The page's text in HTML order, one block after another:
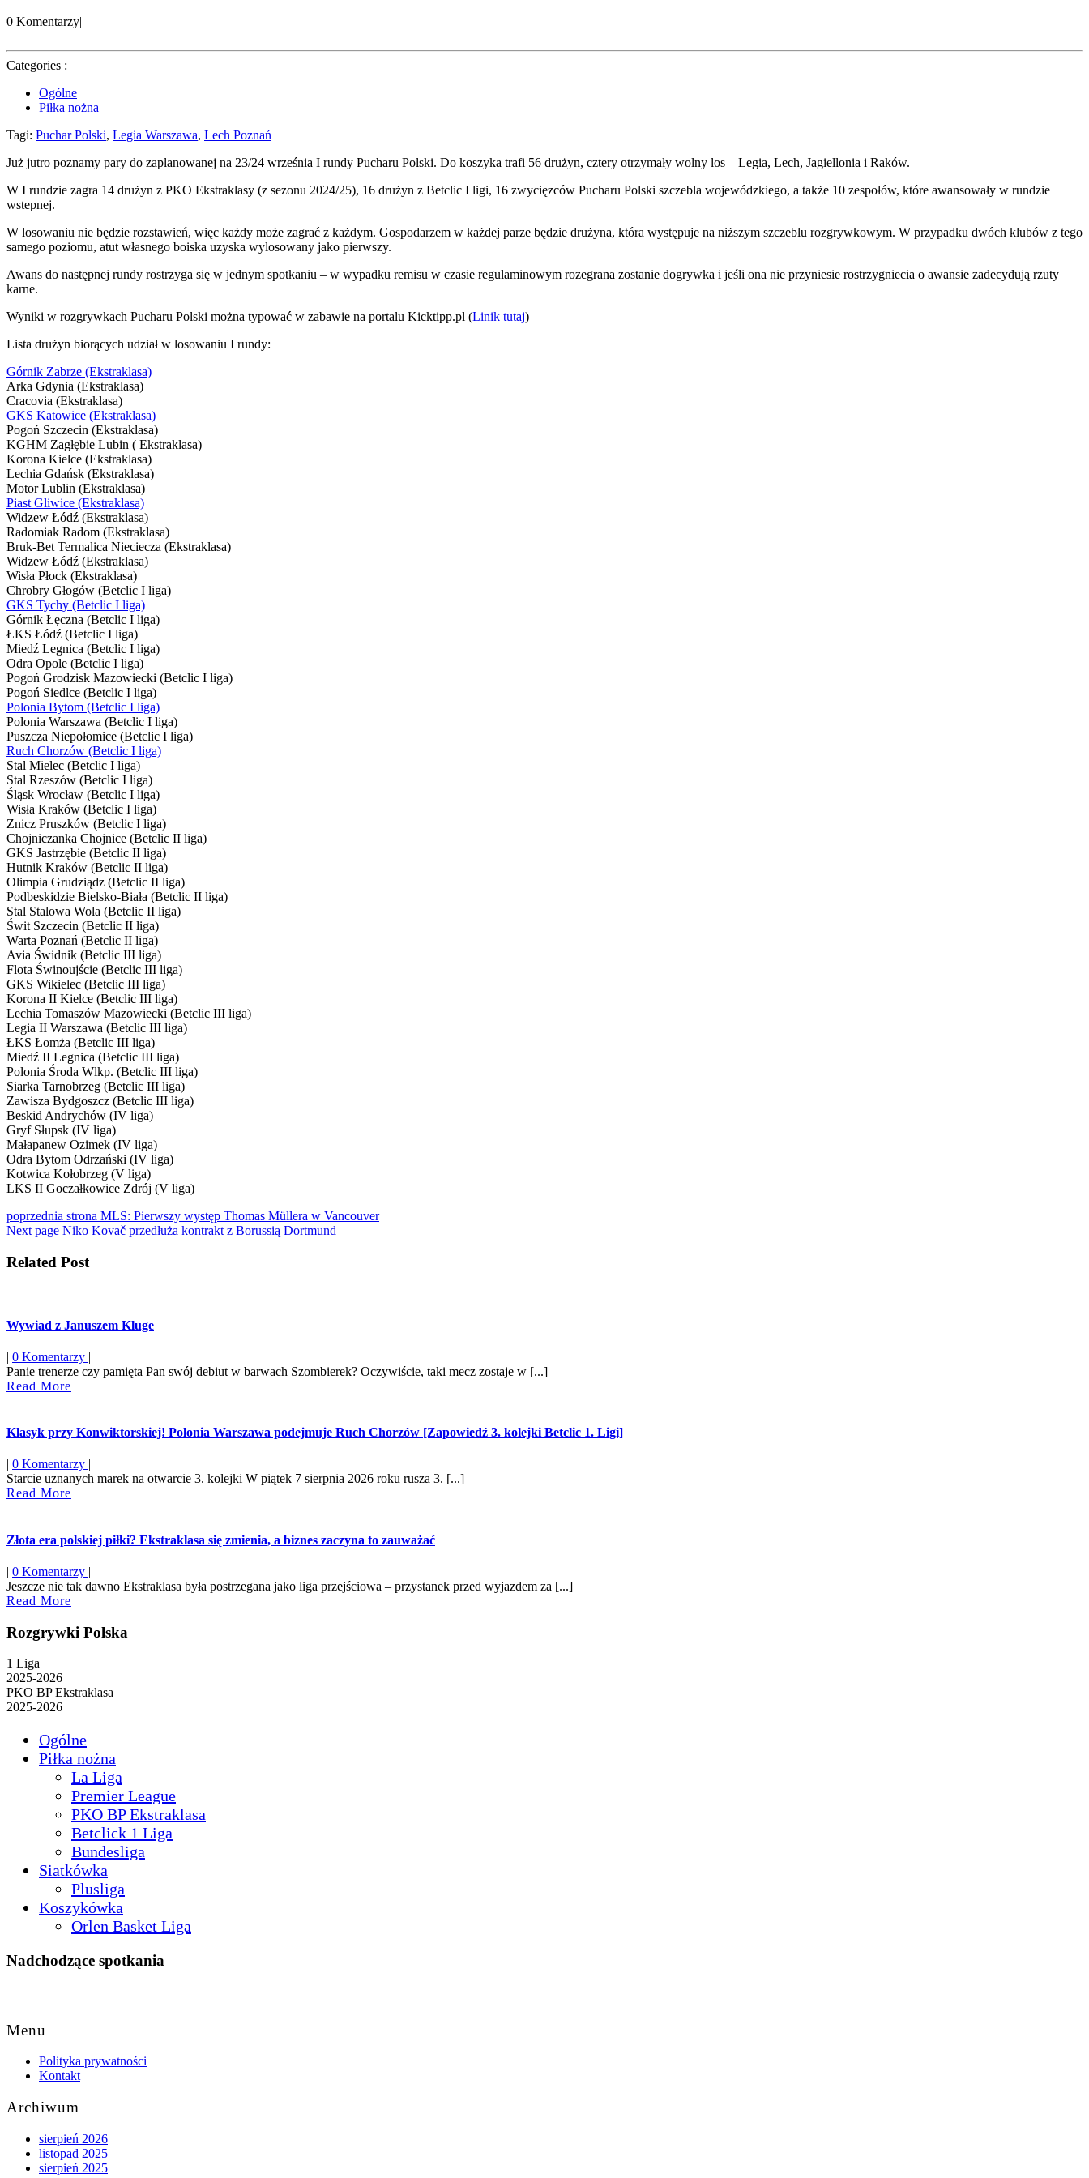
0 Komentarzy|
Categories :
Ogólne
Piłka nożna
Tagi: Puchar Polski, Legia Warszawa, Lech Poznań
Już jutro poznamy pary do zaplanowanej na 23/24 września I rundy Pucharu Polski. Do koszyka trafi 56 drużyn, cztery otrzymały wolny los – Legia, Lech, Jagiellonia i Raków.
W I rundzie zagra 14 drużyn z PKO Ekstraklasy (z sezonu 2024/25), 16 drużyn z Betclic I ligi, 16 zwycięzców Pucharu Polski szczebla wojewódzkiego, a także 10 zespołów, które awansowały w rundzie
wstepnej.
W losowaniu nie będzie rozstawień, więc każdy może zagrać z każdym. Gospodarzem w każdej parze będzie drużyna, która występuje na niższym szczeblu rozgrywkowym. W przypadku dwóch klubów z tego
samego poziomu, atut własnego boiska uzyska wylosowany jako pierwszy.
Awans do następnej rundy rostrzyga się w jednym spotkaniu – w wypadku remisu w czasie regulaminowym rozegrana zostanie dogrywka i jeśli ona nie przyniesie rostrzygniecia o awansie zadecydują rzuty
karne.
Wyniki w rozgrywkach Pucharu Polski można typować w zabawie na portalu Kicktipp.pl (Linik tutaj)
Lista drużyn biorących udział w losowaniu I rundy:
Górnik Zabrze (Ekstraklasa)
Arka Gdynia (Ekstraklasa)
Cracovia (Ekstraklasa)
GKS Katowice (Ekstraklasa)
Pogoń Szczecin (Ekstraklasa)
KGHM Zagłębie Lubin ( Ekstraklasa)
Korona Kielce (Ekstraklasa)
Lechia Gdańsk (Ekstraklasa)
Motor Lublin (Ekstraklasa)
Piast Gliwice (Ekstraklasa)
Widzew Łódź (Ekstraklasa)
Radomiak Radom (Ekstraklasa)
Bruk-Bet Termalica Nieciecza (Ekstraklasa)
Widzew Łódź (Ekstraklasa)
Wisła Płock (Ekstraklasa)
Chrobry Głogów (Betclic I liga)
GKS Tychy (Betclic I liga)
Górnik Łęczna (Betclic I liga)
ŁKS Łódź (Betclic I liga)
Miedź Legnica (Betclic I liga)
Odra Opole (Betclic I liga)
Pogoń Grodzisk Mazowiecki (Betclic I liga)
Pogoń Siedlce (Betclic I liga)
Polonia Bytom (Betclic I liga)
Polonia Warszawa (Betclic I liga)
Puszcza Niepołomice (Betclic I liga)
Ruch Chorzów (Betclic I liga)
Stal Mielec (Betclic I liga)
Stal Rzeszów (Betclic I liga)
Śląsk Wrocław (Betclic I liga)
Wisła Kraków (Betclic I liga)
Znicz Pruszków (Betclic I liga)
Chojniczanka Chojnice (Betclic II liga)
GKS Jastrzębie (Betclic II liga)
Hutnik Kraków (Betclic II liga)
Olimpia Grudziądz (Betclic II liga)
Podbeskidzie Bielsko-Biała (Betclic II liga)
Stal Stalowa Wola (Betclic II liga)
Świt Szczecin (Betclic II liga)
Warta Poznań (Betclic II liga)
Avia Świdnik (Betclic III liga)
Flota Świnoujście (Betclic III liga)
GKS Wikielec (Betclic III liga)
Korona II Kielce (Betclic III liga)
Lechia Tomaszów Mazowiecki (Betclic III liga)
Legia II Warszawa (Betclic III liga)
ŁKS Łomża (Betclic III liga)
Miedź II Legnica (Betclic III liga)
Polonia Środa Wlkp. (Betclic III liga)
Siarka Tarnobrzeg (Betclic III liga)
Zawisza Bydgoszcz (Betclic III liga)
Beskid Andrychów (IV liga)
Gryf Słupsk (IV liga)
Małapanew Ozimek (IV liga)
Odra Bytom Odrzański (IV liga)
Kotwica Kołobrzeg (V liga)
LKS II Goczałkowice Zdrój (V liga)
Nawigacja
wpisu
poprzednia strona Older
Posts
MLS: Pierwszy występ Thomas Müllera w Vancouver
Next page Newer
Niko Kovač przedłuża kontrakt z Borussią Dortmund
Related Post
Wywiad z Januszem Kluge
| 0 Komentarzy |
Panie trenerze czy pamięta Pan swój debiut w barwach Szombierek? Oczywiście, taki mecz zostaje w [...]
Read More
Klasyk przy Konwiktorskiej! Polonia Warszawa podejmuje Ruch Chorzów [Zapowiedź 3. kolejki Betclic 1. Ligi]
| 0 Komentarzy |
Starcie uznanych marek na otwarcie 3. kolejki W piątek 7 sierpnia 2026 roku rusza 3. [...]
Read More
Złota era polskiej piłki? Ekstraklasa się zmienia, a biznes zaczyna to zauważać
| 0 Komentarzy |
Jeszcze nie tak dawno Ekstraklasa była postrzegana jako liga przejściowa – przystanek przed wyjazdem za [...]
Read More
Rozgrywki Polska
1 Liga
2025-2026
PKO BP Ekstraklasa
2025-2026
Ogólne
Piłka nożna
La Liga
Premier League
PKO BP Ekstraklasa
Betclick 1 Liga
Bundesliga
Siatkówka
Plusliga
Koszykówka
Orlen Basket Liga
Nadchodzące spotkania
Top
Menu
Polityka prywatności
Kontakt
Archiwum
sierpień 2026
listopad 2025
sierpień 2025